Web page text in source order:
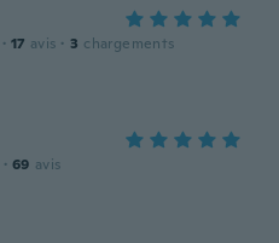
· 17 avis · 3 chargements
· 69 avis